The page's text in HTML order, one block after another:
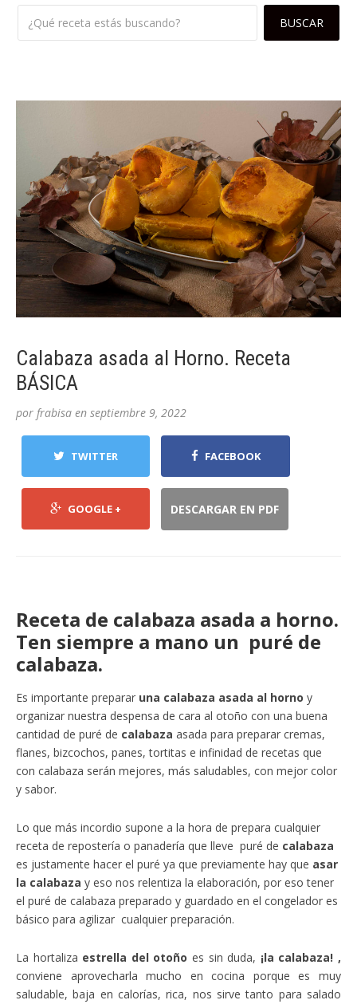
Calabaza asada al Horno. Receta
BÁSICA
por frabisa en septiembre 9, 2022
TWITTER FACEBOOK
GOOGLE + DESCARGAR EN PDF
Receta de calabaza asada a horno.
Ten siempre a mano un puré de
calabaza.
Es importante preparar una calabaza asada al horno y
organizar nuestra despensa de cara al otoño con una buena
cantidad de puré de calabaza asada para preparar cremas,
flanes, bizcochos, panes, tortitas e infinidad de recetas que
con calabaza serán mejores, más saludables, con mejor color
y sabor.
Lo que más incordio supone a la hora de prepara cualquier
receta de repostería o panadería que lleve puré de calabaza
es justamente hacer el puré ya que previamente hay que asar
la calabaza y eso nos relentiza la elaboración, por eso tener
el puré de calabaza preparado y guardado en el congelador es
básico para agilizar cualquier preparación.
La hortaliza estrella del otoño es sin duda, ¡la calabaza! ,
conviene aprovecharla mucho en cocina porque es muy
saludable, baja en calorías, rica, nos sirve tanto para salado